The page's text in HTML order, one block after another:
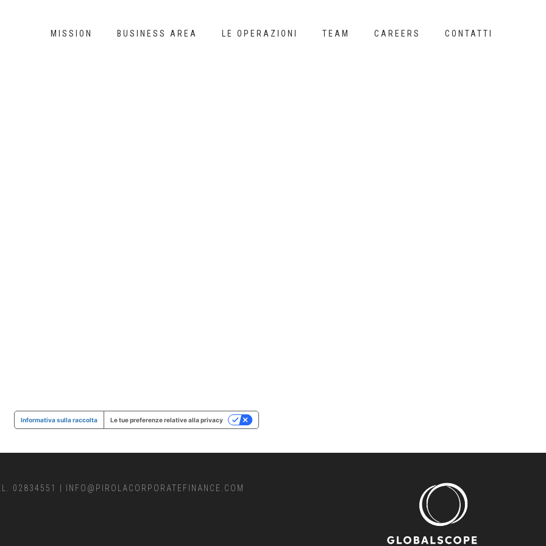
MISSION BUSINESS AREA LE OPERAZIONI TEAM CAREERS CONTATTI
02834551 INFO@PIROLACORPORATEFINANCE.COM
Informativa sulla raccolta Le tue preferenze relative alla privacy